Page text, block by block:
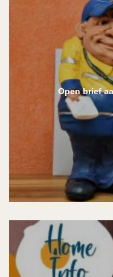
Open brief